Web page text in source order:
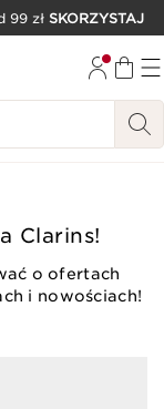
99 zł SKORZYSTAJ
Clarins!
o ofertach
i nowościach!